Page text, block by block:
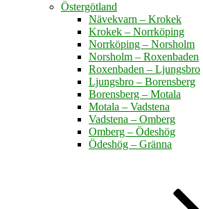
Östergötland
Nävekvarn – Krokek
Krokek – Norrköping
Norrköping – Norsholm
Norsholm – Roxenbaden
Roxenbaden – Ljungsbro
Ljungsbro – Borensberg
Borensberg – Motala
Motala – Vadstena
Vadstena – Omberg
Omberg – Ödeshög
Ödeshög – Gränna